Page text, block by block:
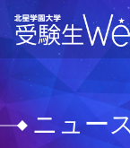
ニュース